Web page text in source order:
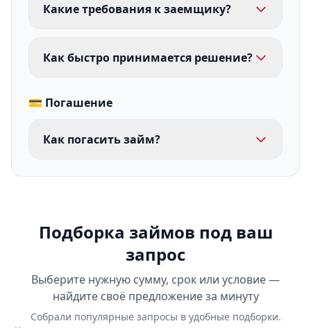
Какие требования к заемщику?
Как быстро принимается решение?
💳 Погашение
Как погасить займ?
Подборка займов под ваш
запрос
Выберите нужную сумму, срок или условие —
найдите своё предложение за минуту
Собрали популярные запросы в удобные подборки.